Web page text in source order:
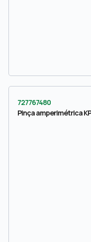
727767480
Pinça amperimétrica